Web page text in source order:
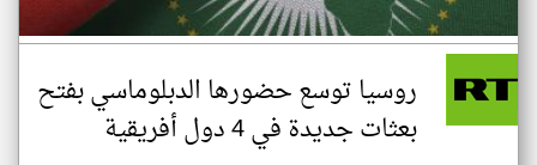
روسيا توسع حضورها الدبلوماسي بفتح
بعثات جديدة في 4 دول أفريقية